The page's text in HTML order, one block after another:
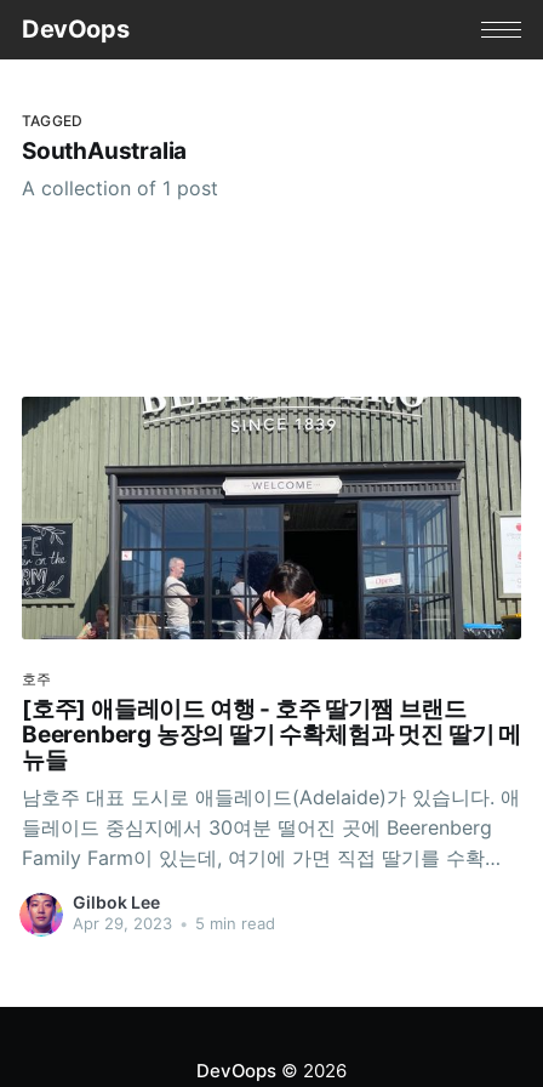
DevOops
TAGGED
SouthAustralia
A collection of 1 post
호주
[호주] 애들레이드 여행 - 호주 딸기쨈 브랜드
Beerenberg 농장의 딸기 수확체험과 멋진 딸기 메
뉴들
남호주 대표 도시로 애들레이드(Adelaide)가 있습니다. 애
들레이드 중심지에서 30여분 떨어진 곳에 Beerenberg
Family Farm이 있는데, 여기에 가면 직접 딸기를 수확
(Strawberry Picking)하는 체험도 할 수 있고, 딸기로 만
든 다양한 음식도 즐길 수 있습니다. 구글맵:
월부터
Gilbok Lee
Apr 29, 2023 • 5 min read
DevOops© 2026